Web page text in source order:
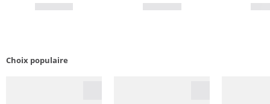
Choix populaire